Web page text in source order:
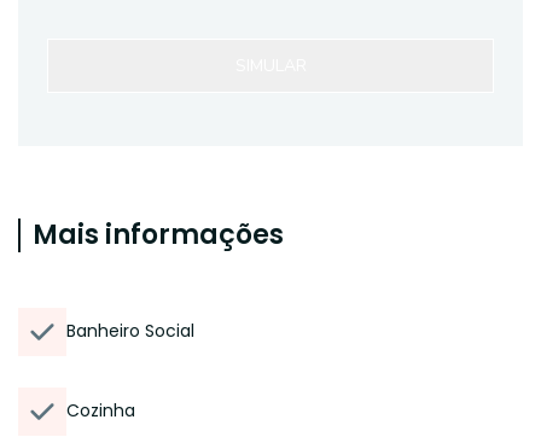
Mais informações
Banheiro Social
Cozinha